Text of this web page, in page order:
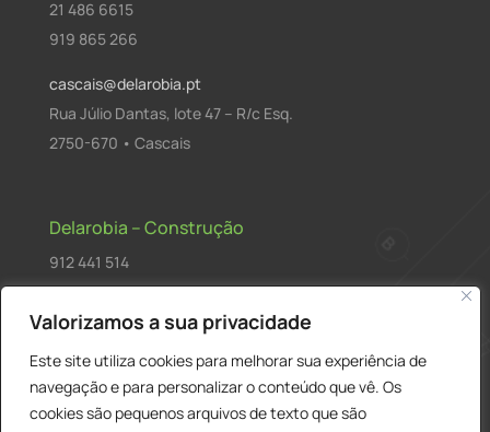
Valorizamos a sua privacidade
Este site utiliza cookies para melhorar sua experiência de
navegação e para personalizar o conteúdo que vê. Os
cookies são pequenos arquivos de texto que são
21 486 6615
919 865 266
cascais@delarobia.pt
Rua Júlio Dantas, lote 47 – R/c Esq.
2750-670 • Cascais
Delarobia – Construção
912 441 514
R. António Andrade, 1171
2820-287 • Charneca de Caparica
Products